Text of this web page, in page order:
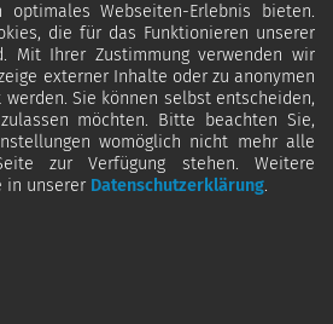
Webseiten-Erlebnis bieten.
die für das Funktionieren unserer
Mit Ihrer Zustimmung verwenden wir
externer Inhalte oder zu anonymen
Sie können selbst entscheiden,
möchten. Bitte beachten Sie,
womöglich nicht mehr alle
zur Verfügung stehen. Weitere
in unserer Datenschutzerklärung.